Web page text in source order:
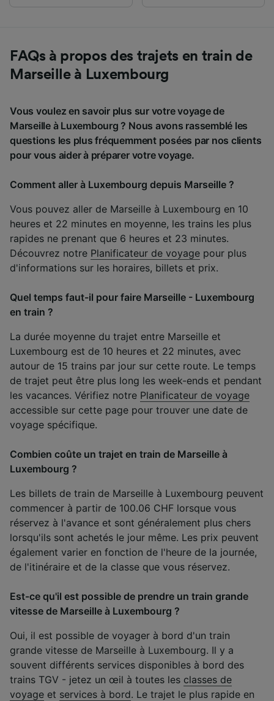
FAQs à propos des trajets en train de
Marseille à Luxembourg
Vous voulez en savoir plus sur votre voyage de
Marseille à Luxembourg ? Nous avons rassemblé les
questions les plus fréquemment posées par nos clients
pour vous aider à préparer votre voyage.
Comment aller à Luxembourg depuis Marseille ?
Vous pouvez aller de Marseille à Luxembourg en 10
heures et 22 minutes en moyenne, les trains les plus
rapides ne prenant que 6 heures et 23 minutes.
Découvrez notre Planificateur de voyage pour plus
d'informations sur les horaires, billets et prix.
Quel temps faut-il pour faire Marseille - Luxembourg
en train ?
La durée moyenne du trajet entre Marseille et
Luxembourg est de 10 heures et 22 minutes, avec
autour de 15 trains par jour sur cette route. Le temps
de trajet peut être plus long les week-ends et pendant
les vacances. Vérifiez notre Planificateur de voyage
accessible sur cette page pour trouver une date de
voyage spécifique.
Combien coûte un trajet en train de Marseille à
Luxembourg ?
Les billets de train de Marseille à Luxembourg peuvent
commencer à partir de 100.06 CHF lorsque vous
réservez à l'avance et sont généralement plus chers
lorsqu'ils sont achetés le jour même. Les prix peuvent
également varier en fonction de l'heure de la journée,
de l'itinéraire et de la classe que vous réservez.
Est-ce qu'il est possible de prendre un train grande
vitesse de Marseille à Luxembourg ?
Oui, il est possible de voyager à bord d'un train
grande vitesse de Marseille à Luxembourg. Il y a
souvent différents services disponibles à bord des
trains TGV - jetez un œil à toutes les classes de
voyage et services à bord. Le trajet le plus rapide en